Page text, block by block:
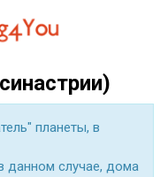
планеты, в
данном случае, дома